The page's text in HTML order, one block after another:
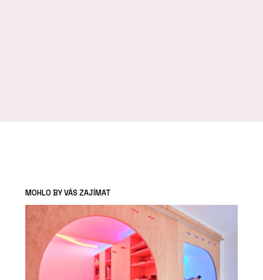
MOHLO BY VÁS ZAJÍMAT